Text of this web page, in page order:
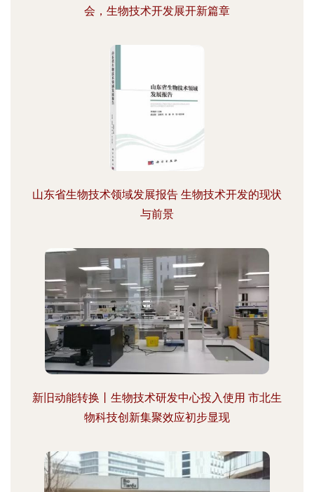
会，生物技术开发展开新篇章
山东省生物技术领域发展报告 生物技术开发的现状
与前景
新旧动能转换丨生物技术研发中心投入使用 市北生
物科技创新集聚效应初步显现